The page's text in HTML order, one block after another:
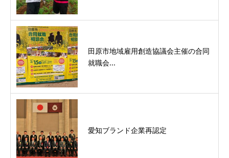
田原市地域雇用創造協議会主催の合同
就職会...
愛知ブランド企業再認定